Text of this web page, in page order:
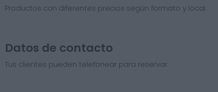
Productos con diferentes precios según formato y local.
Datos de contacto
Tus clientes pueden telefonear para reservar.